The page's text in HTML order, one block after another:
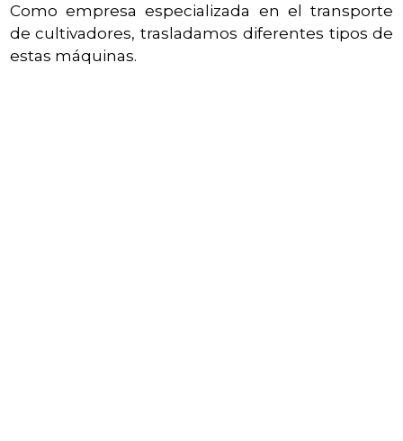
Como empresa especializada en el transporte
de cultivadores, trasladamos diferentes tipos de
estas máquinas.